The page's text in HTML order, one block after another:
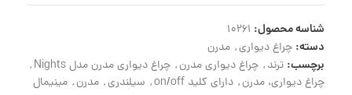
شناسه محصول: 10261
دسته: چراغ دیواری, مدرن
برچسب: ترند, چراغ دیواری مدرن, چراغ دیواری مدرن مدل Nights
,
چراغ دیواری، مدرن, دارای کلید on/off , سیلندری, مدرن, مینیمال